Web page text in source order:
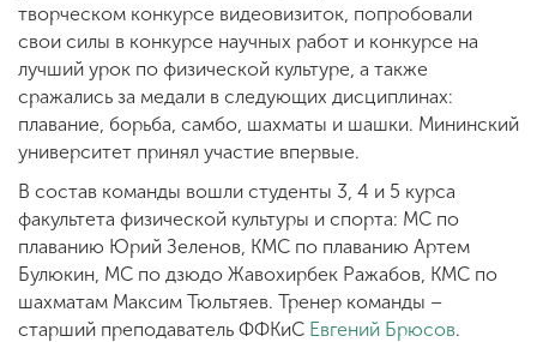
творческом конкурсе видеовизиток, попробовали
свои силы в конкурсе научных работ и конкурсе на
лучший урок по физической культуре, а также
сражались за медали в следующих дисциплинах:
плавание, борьба, самбо, шахматы и шашки. Мининский
университет принял участие впервые.
В состав команды вошли студенты 3, 4 и 5 курса
факультета физической культуры и спорта: МС по
плаванию Юрий Зеленов, КМС по плаванию Артем
Булюкин, МС по дзюдо Жавохирбек Ражабов, КМС по
шахматам Максим Тюльтяев. Тренер команды –
старший преподаватель ФФКиС Евгений Брюсов.